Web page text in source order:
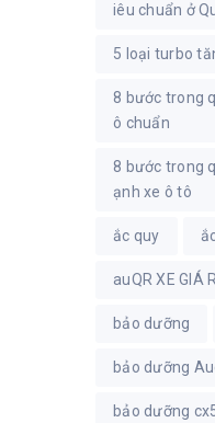
iêu chuẩn ở
5 loại turbo
8 bước trong
ô chuẩn
8 bước trong
ạnh xe ô tô
ắc quy
auQR XE GIÁ
bảo dưỡng
bảo dưỡng
bảo dưỡng